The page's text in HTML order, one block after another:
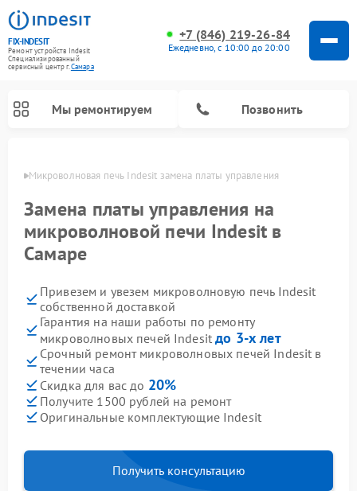
FIX-INDESIT
Ремонт устройств Indesit
Специализированный
cервисный центр г.Самара
+7 (846) 219-26-84
Ежедневно, с 10:00 до 20:00
Мы ремонтируем Позвонить
Микроволновая печь Indesit замена платы управления
Замена платы управления на
микроволновой печи Indesit в
Самаре
Привезем и увезем микроволновую печь Indesit
собственной доставкой
Гарантия на наши работы по ремонту
микроволновых печей Indesitдо 3-х лет
Срочный ремонт микроволновых печей Indesit в
течении часа
Скидка для вас до 20%
Получите 1500 рублей на ремонт
Оригинальные комплектующие Indesit
Получить консультацию